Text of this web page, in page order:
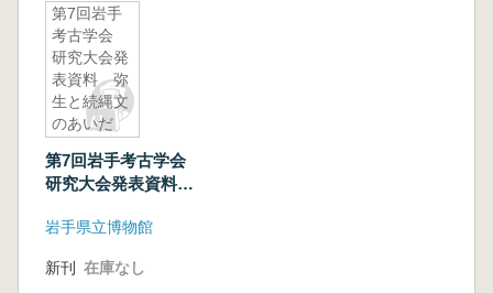
第7回岩手
考古学会
研究大会発
表資料 弥
生と続縄文
のあいだ
第7回岩手考古学会
研究大会発表資料
だ
岩手県立博物館
新刊 在庫なし